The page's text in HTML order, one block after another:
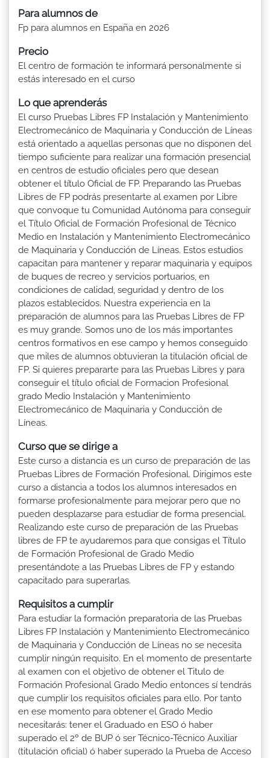
Para alumnos de
Fp para alumnos en España en 2026
Precio
El centro de formación te informará personalmente si
estás interesado en el curso
Lo que aprenderás
El curso Pruebas Libres FP Instalación y Mantenimiento
Electromecánico de Maquinaria y Conducción de Líneas
está orientado a aquellas personas que no disponen del
tiempo suficiente para realizar una formación presencial
en centros de estudio oficiales pero que desean
obtener el título Oficial de FP. Preparando las Pruebas
Libres de FP podrás presentarte al examen por Libre
que convoque tu Comunidad Autónoma para conseguir
el Título Oficial de Formación Profesional de Técnico
Medio en Instalación y Mantenimiento Electromecánico
de Maquinaria y Conducción de Líneas. Estos estudios
capacitan para mantener y reparar maquinaria y equipos
de buques de recreo y servicios portuarios, en
condiciones de calidad, seguridad y dentro de los
plazos establecidos. Nuestra experiencia en la
preparación de alumnos para las Pruebas Libres de FP
es muy grande. Somos uno de los más importantes
centros formativos en ese campo y hemos conseguido
que miles de alumnos obtuvieran la titulación oficial de
FP. Si quieres prepararte para las Pruebas Libres y para
conseguir el título oficial de Formacion Profesional
grado Medio Instalación y Mantenimiento
Electromecánico de Maquinaria y Conducción de
Líneas.
Curso que se dirige a
Este curso a distancia es un curso de preparación de las
Pruebas Libres de Formación Profesional. Dirigimos este
curso a distancia a todos los alumnos interesados en
formarse profesionalmente para mejorar pero que no
pueden desplazarse para estudiar de forma presencial.
Realizando este curso de preparación de las Pruebas
libres de FP te ayudaremos para que consigas el Título
de Formación Profesional de Grado Medio
presentándote a las Pruebas Libres de FP y estando
capacitado para superarlas.
Requisitos a cumplir
Para estudiar la formación preparatoria de las Pruebas
Libres FP Instalación y Mantenimiento Electromecánico
de Maquinaria y Conducción de Líneas no se necesita
cumplir ningún requisito. En el momento de presentarte
al examen con el objetivo de obtener el Titulo de
Formación Profesional Grado Medio entonces sí tendrás
que cumplir los requisitos oficiales para ello. Por tanto
en ese momento para obtener el Grado Medio
necesitarás: tener el Graduado en ESO ó haber
superado el 2º de BUP ó ser Técnico-Técnico Auxiliar
(titulación oficial) ó haber superado la Prueba de Acceso